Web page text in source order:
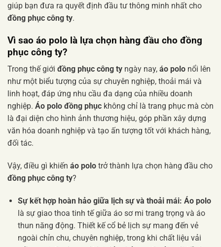
giúp bạn đưa ra quyết định đầu tư thông minh nhất cho
đồng phục công ty.
Vì sao áo polo là lựa chọn hàng đầu cho đồng
phục công ty?
Trong thế giới đồng phục công ty ngày nay, áo polo nổi lên
như một biểu tượng của sự chuyên nghiệp, thoải mái và
linh hoạt, đáp ứng nhu cầu đa dạng của nhiều doanh
nghiệp. Áo polo đồng phục không chỉ là trang phục mà còn
là đại diện cho hình ảnh thương hiệu, góp phần xây dựng
văn hóa doanh nghiệp và tạo ấn tượng tốt với khách hàng,
đối tác.
Vậy, điều gì khiến áo polo trở thành lựa chọn hàng đầu cho
đồng phục công ty?
Sự kết hợp hoàn hảo giữa lịch sự và thoải mái: Áo polo
là sự giao thoa tinh tế giữa áo sơ mi trang trọng và áo
thun năng động. Thiết kế cổ bẻ lịch sự mang đến vẻ
ngoài chỉn chu, chuyên nghiệp, trong khi chất liệu vải